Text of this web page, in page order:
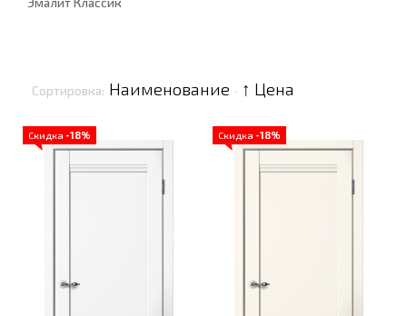
Сортировка: Наименование · ↑ Цена
Скидка -18% Скидка -18%